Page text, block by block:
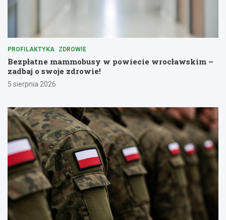
PROFILAKTYKA ZDROWIE
Bezpłatne mammobusy w powiecie wrocławskim –
zadbaj o swoje zdrowie!
5 sierpnia 2026